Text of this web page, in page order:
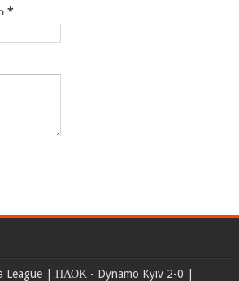
*
League | ΠΑΟΚ - Dynamo Kyiv 2-0 |